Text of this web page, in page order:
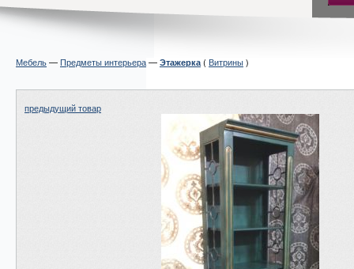
Мебель—Предметы интерьера— Этажерка ( Витрины)
предыдущий товар